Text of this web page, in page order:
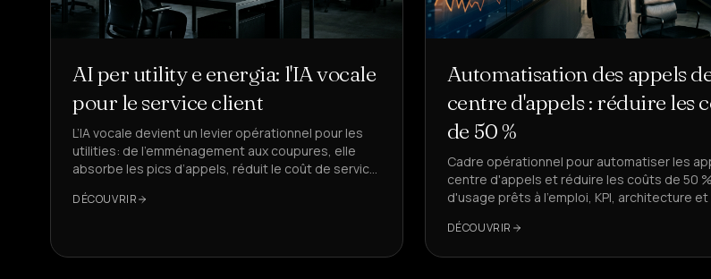
AI per utility e energia: l'IA vocale
pour le service client
L’IA vocale devient un levier opérationnel pour les
utilities: de l’emménagement aux coupures, elle
absorbe les pics d’appels, réduit le coût de service
référence.
DÉCOUVRIR
Automatisation des appels
centre d'appels : réduire les
de 50 %
Cadre opérationnel pour automatiser les
centre d'appels et réduire les coûts de 50
d'usage prêts à l'emploi, KPI, architecture et
DeepAgent.
DÉCOUVRIR